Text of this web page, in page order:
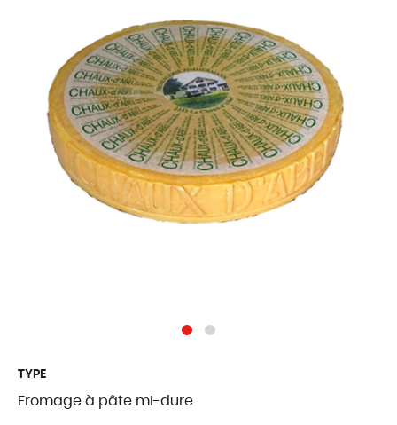
Produits laitiers
au lait de vache
au lait de chèvre
au lait de brebis
Traditions
Fromages
TYPE
Fromage à pâte mi-dure